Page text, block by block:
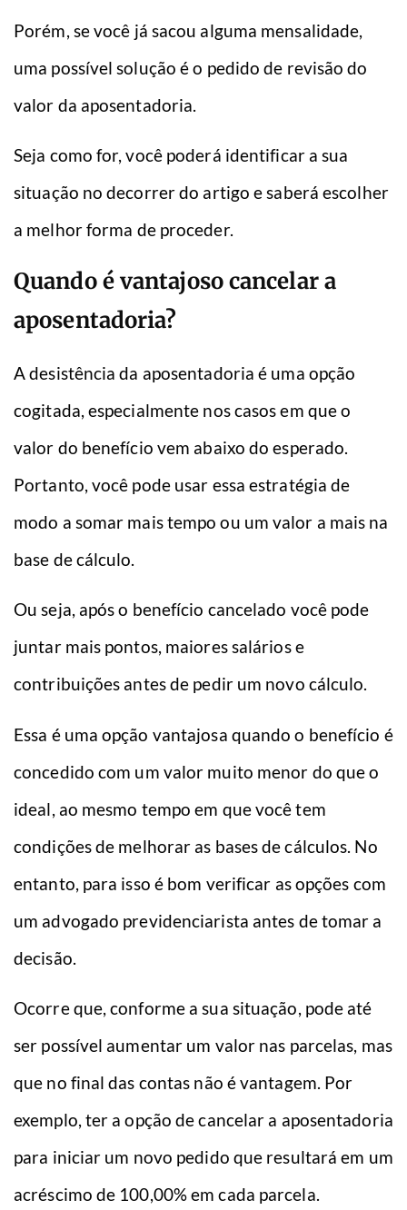
Porém, se você já sacou alguma mensalidade,
uma possível solução é o pedido de revisão do
valor da aposentadoria.
Seja como for, você poderá identificar a sua
situação no decorrer do artigo e saberá escolher
a melhor forma de proceder.
Quando é vantajoso cancelar a
aposentadoria?
A desistência da aposentadoria é uma opção
cogitada, especialmente nos casos em que o
valor do benefício vem abaixo do esperado.
Portanto, você pode usar essa estratégia de
modo a somar mais tempo ou um valor a mais na
base de cálculo.
Ou seja, após o benefício cancelado você pode
juntar mais pontos, maiores salários e
contribuições antes de pedir um novo cálculo.
Essa é uma opção vantajosa quando o benefício é
concedido com um valor muito menor do que o
ideal, ao mesmo tempo em que você tem
condições de melhorar as bases de cálculos. No
entanto, para isso é bom verificar as opções com
um advogado previdenciarista antes de tomar a
decisão.
Ocorre que, conforme a sua situação, pode até
ser possível aumentar um valor nas parcelas, mas
que no final das contas não é vantagem. Por
exemplo, ter a opção de cancelar a aposentadoria
para iniciar um novo pedido que resultará em um
acréscimo de 100,00% em cada parcela.